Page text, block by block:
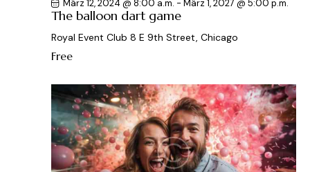
The balloon dart game
März 12, 2024 @ 8:00 a.m. - März 1, 2027 @ 5:00 p.m.
Royal Event Club 8 E 9th Street, Chicago
Free